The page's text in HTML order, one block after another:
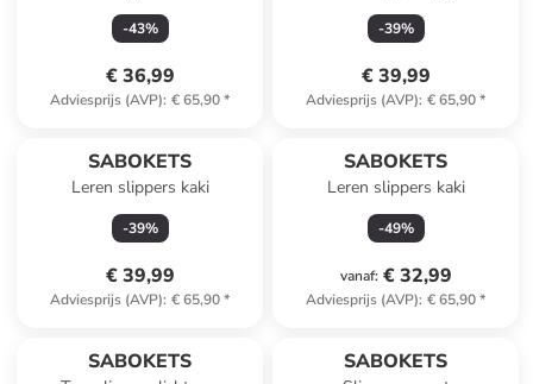
-43%
€ 36,99
Adviesprijs (AVP): € 65,90*
-39%
€ 39,99
Adviesprijs (AVP): € 65,90*
SABOKETS
Leren slippers kaki
-39%
€ 39,99
Adviesprijs (AVP): € 65,90*
SABOKETS
Leren slippers kaki
-49%
vanaf: € 32,99
Adviesprijs (AVP): € 65,90*
SABOKETS SABOKETS